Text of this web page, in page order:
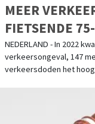
MEER
FIETSENDE
SLACHTOFFER
NEDERLAND - In 2022
verkeersongeval, 147
verkeersdoden het